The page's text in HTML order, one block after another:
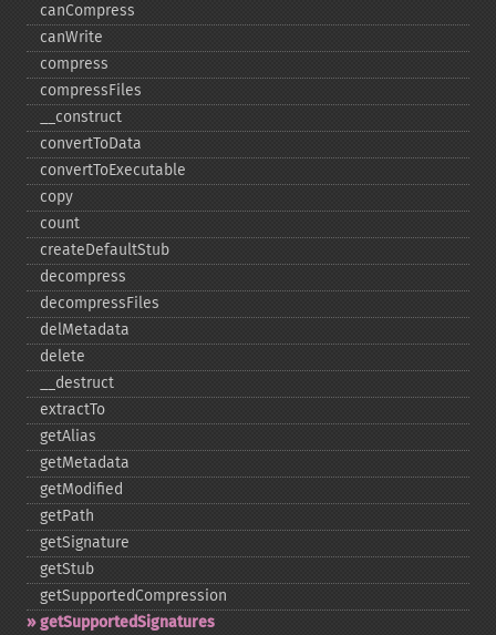
canCompress
canWrite
compress
compressFiles
_​_​construct
convertToData
convertToExecutable
copy
count
createDefaultStub
decompress
decompressFiles
delMetadata
delete
_​_​destruct
extractTo
getAlias
getMetadata
getModified
getPath
getSignature
getStub
getSupportedCompression
getSupportedSignatures